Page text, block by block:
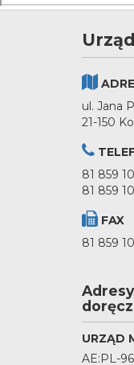
ul. Jana
21-150
81 859
81 859
FAX
81 859
URZĄD
AE:PL-